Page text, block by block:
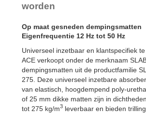
worden
Op maat gesneden dempingsmatten
Eigenfrequentie 12 Hz tot 50 Hz
Universeel inzetbaar en klantspecifiek
ACE verkoopt onder de merknaam
dempingsmatten uit de productfamilie
275. Deze universeel inzetbare
van elastisch, hoogdempend poly-
of 25 mm dikke matten zijn in
tot 275 kg/m3 leverbaar en bieden